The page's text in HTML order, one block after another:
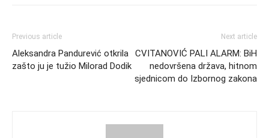
Previous article
Aleksandra Pandurević otkrila
zašto ju je tužio Milorad Dodik
Next article
CVITANOVIĆ PALI ALARM: BiH
nedovršena država, hitnom
sjednicom do Izbornog zakona